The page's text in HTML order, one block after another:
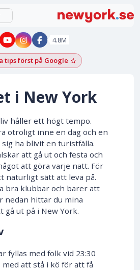
York - YouTube
New York - Instagram
4.8M
tips först på GoogleLägg till som
i New York
håller ett högt tempo.
otroligt inne en dag och en
sig ha blivit en turistfälla.
att gå ut och festa och
att göra varje natt. För
naturligt sätt att leva på.
bra klubbar och barer att
nedan hittar du mina
gå ut på i New York.
fyllas med folk vid 23:30
att stå i kö för att få